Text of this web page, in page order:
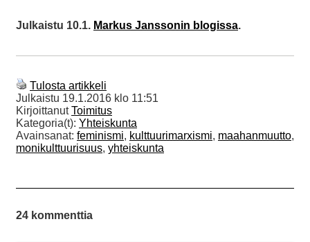
Julkaistu 10.1. Markus Janssonin blogissa.
Tulosta artikkeli
Julkaistu 19.1.2016 klo 11:51
KirjoittanutToimitus
Kategoria(t): Yhteiskunta
Avainsanat: feminismi, kulttuurimarxismi, maahanmuutto,
monikulttuurisuus, yhteiskunta
24 kommenttia